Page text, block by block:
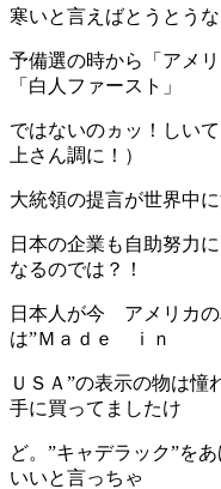
寒いと言えばとうとう
予備選の時から「アメ
「白人ファースト」
ではないのヵッ！しい
上さん調に！）
大統領の提言が世界中
日本の企業も自助努力
なるのでは？！
日本人が今 アメリカの
は”Ｍａｄｅ ｉｎ
ＵＳＡ”の表示の物は
手に買ってましたけ
ど。”キャデラック”を
いいと言っちゃ